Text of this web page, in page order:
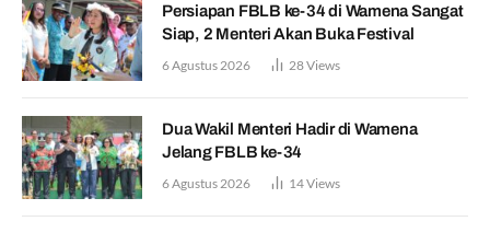
Persiapan FBLB ke-34 di Wamena Sangat
Siap, 2 Menteri Akan Buka Festival
6 Agustus 2026 28Views
Dua Wakil Menteri Hadir di Wamena
Jelang FBLB ke-34
6 Agustus 2026 14Views